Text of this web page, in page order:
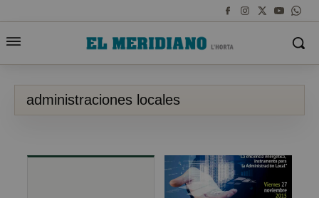
administraciones locales